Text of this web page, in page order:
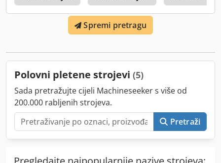
Spremi pretragu
Polovni pletene strojevi (5)
Sada pretražujte cijeli Machineseeker s više od
200.000 rabljenih strojeva.
Pretraži